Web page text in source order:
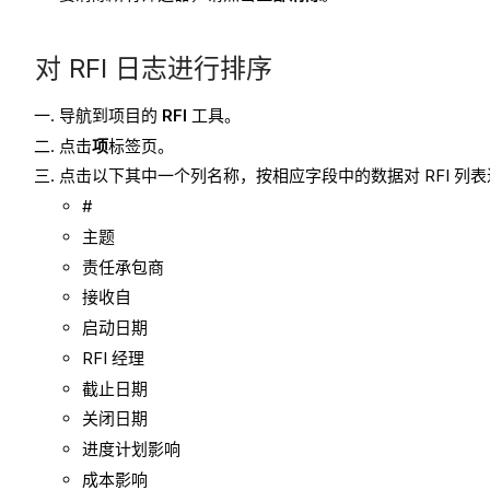
对 RFI 日志进行排序
导航到项目的 RFI 工具。
点击项标签页。
点击以下其中一个列名称，按相应字段中的数据对 RFI 列表
#
主题
责任承包商
接收自
启动日期
RFI 经理
截止日期
关闭日期
进度计划影响
成本影响